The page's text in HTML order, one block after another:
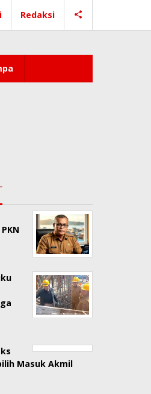
Redaksi
Masuk Akmil